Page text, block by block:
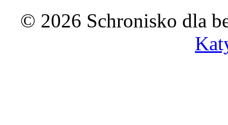
© 2026 Schronisko dla